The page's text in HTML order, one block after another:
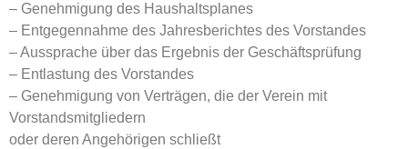
– Genehmigung des Haushaltsplanes
– Entgegennahme des Jahresberichtes des Vorstandes
– Aussprache über das Ergebnis der Geschäftsprüfung
– Entlastung des Vorstandes
– Genehmigung von Verträgen, die der Verein mit
Vorstandsmitgliedern
oder deren Angehörigen schließt